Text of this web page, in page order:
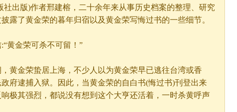
社出版)作者邢建榕，二十余年来从事历史档案的整理、研究
露了黄金荣的暮年归宿以及黄金荣写悔过书的一些细节。
金荣可杀不可留！”
金荣蛰居上海，不少人以为黄金荣早已逃往台湾或香
府逮捕入狱。因此，当黄金荣的自白书(悔过书)刊登出来
极其强烈，都说没有想到这个大亨还活着，一时杀黄呼声